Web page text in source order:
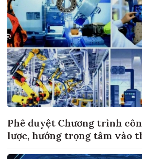
Phê duyệt Chương trình
lược, hướng trọng tâm vào